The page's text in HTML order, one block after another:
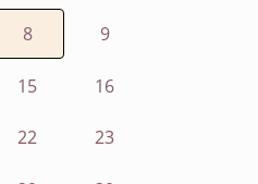
8 9
15 16
22 23